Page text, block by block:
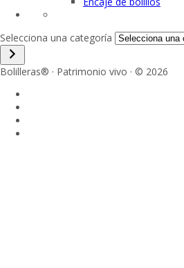
Selecciona una categoría
Bolilleras® · Patrimonio vivo · © 2026